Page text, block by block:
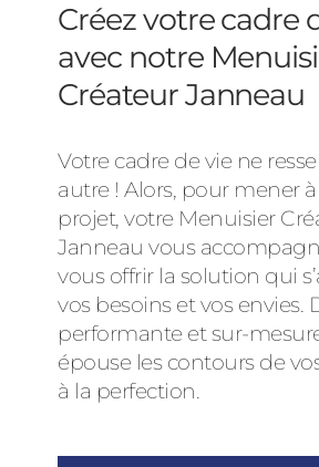
Créez votre cadre
avec notre
Créateur Janneau
Votre cadre de vie ne
autre ! Alors, pour mener
projet, votre Menuisier
Janneau vous
vous offrir la solution qui
vos besoins et vos envies.
performante et sur-
épouse les contours de
à la perfection.